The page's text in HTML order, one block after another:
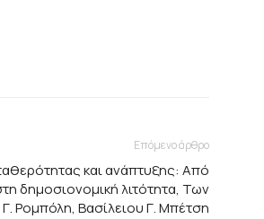
Επόμενο άρθρο
και ανάπτυξης: Από
δημοσιονομική λιτότητα, Των
Ρομπόλη, Βασίλειου Γ. Μπέτση